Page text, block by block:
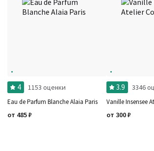
Ароматы за последние годы
Год производства Сбросить
4 1153 оценки
Eau de Parfum Blanche Alaia Paris
от 485₽
3.9 3346
Vanille Insensee
от 300₽